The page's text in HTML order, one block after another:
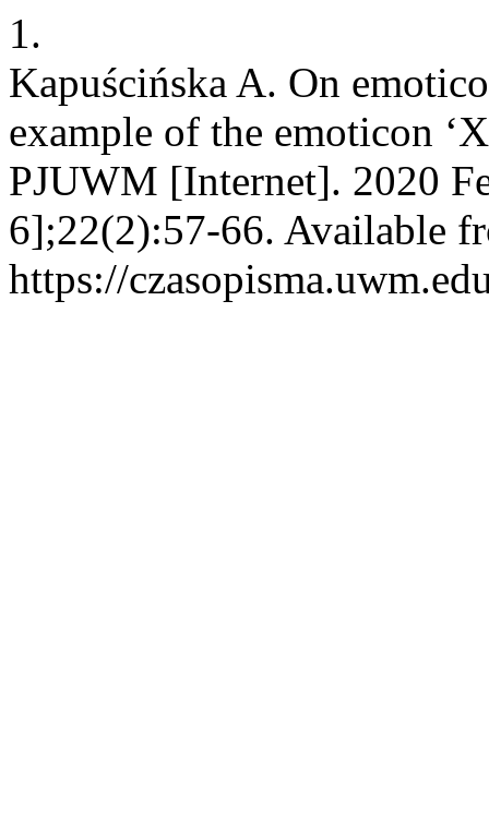
1.
Kapuścińska A. On
example of the emoticon
PJUWM [Internet]. 2020
6];22(2):57-66. Available
https://